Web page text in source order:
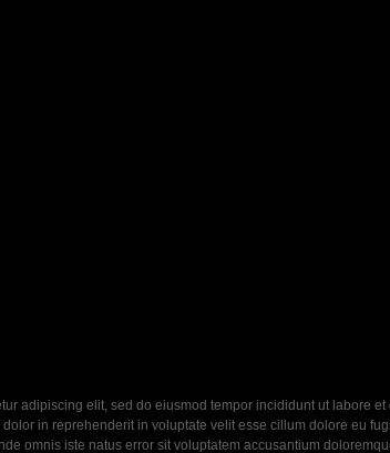
adipiscing elit, sed do eiusmod tempor incididunt ut labore
in reprehenderit in voluptate velit esse cillum dolore eu
omnis iste natus error sit voluptatem accusantium